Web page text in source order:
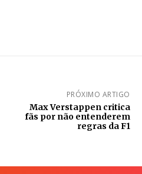
PRÓXIMO ARTIGO
Max Verstappen critica
fãs por não entenderem
regras da F1